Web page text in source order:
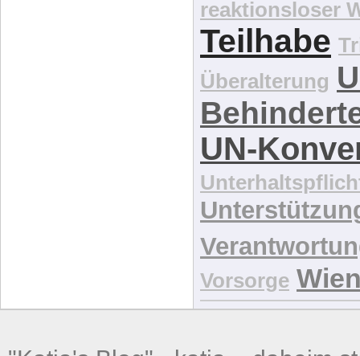
Subsidiarität
reaktionsloser
Teilhabe
Überalterung
UN-
Vorsorge